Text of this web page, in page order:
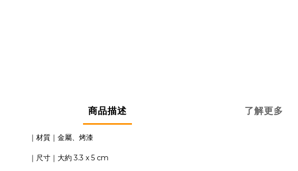
商品描述 了解更多
｜材質｜金屬、烤漆
｜尺寸｜大約 3.3 x 5 cm